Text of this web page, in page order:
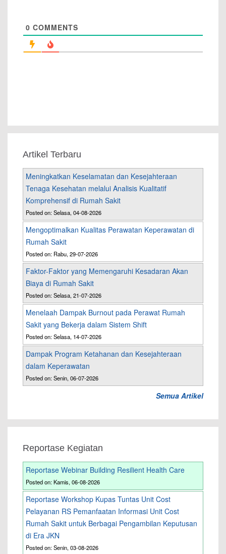
0 COMMENTS
Artikel Terbaru
Meningkatkan Keselamatan dan Kesejahteraan
Tenaga Kesehatan melalui Analisis Kualitatif
Komprehensif di Rumah Sakit
Posted on: Selasa, 04-08-2026
Mengoptimalkan Kualitas Perawatan Keperawatan di
Rumah Sakit
Posted on: Rabu, 29-07-2026
Faktor-Faktor yang Memengaruhi Kesadaran Akan
Biaya di Rumah Sakit
Posted on: Selasa, 21-07-2026
Menelaah Dampak Burnout pada Perawat Rumah
Sakit yang Bekerja dalam Sistem Shift
Posted on: Selasa, 14-07-2026
Dampak Program Ketahanan dan Kesejahteraan
dalam Keperawatan
Posted on: Senin, 06-07-2026
Semua Artikel
Reportase Kegiatan
Reportase Webinar Building Resilient Health Care
Posted on: Kamis, 06-08-2026
Reportase Workshop Kupas Tuntas Unit Cost
Pelayanan RS Pemanfaatan Informasi Unit Cost
Rumah Sakit untuk Berbagai Pengambilan Keputusan
di Era JKN
Posted on: Senin, 03-08-2026